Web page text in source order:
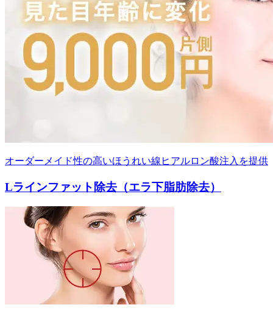
オーダーメイド性の高いほうれい線ヒアルロン酸注入を提供
Lラインファット除去（エラ下脂肪除去）